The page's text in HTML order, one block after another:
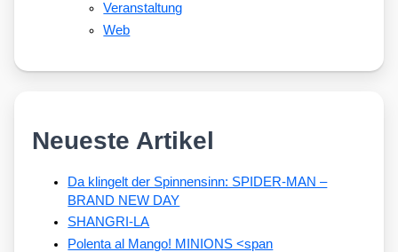
Veranstaltung
Web
Neueste Artikel
Da klingelt der Spinnensinn: SPIDER-MAN –
BRAND NEW DAY
SHANGRI-LA
Polenta al Mango! MINIONS <span